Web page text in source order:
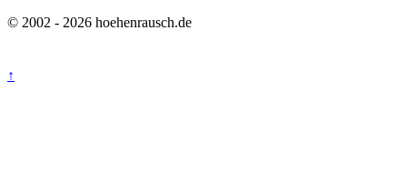
© 2002 - 2026 hoehenrausch.de
↑